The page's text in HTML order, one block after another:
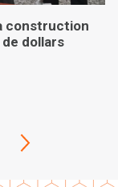
construction
de dollars